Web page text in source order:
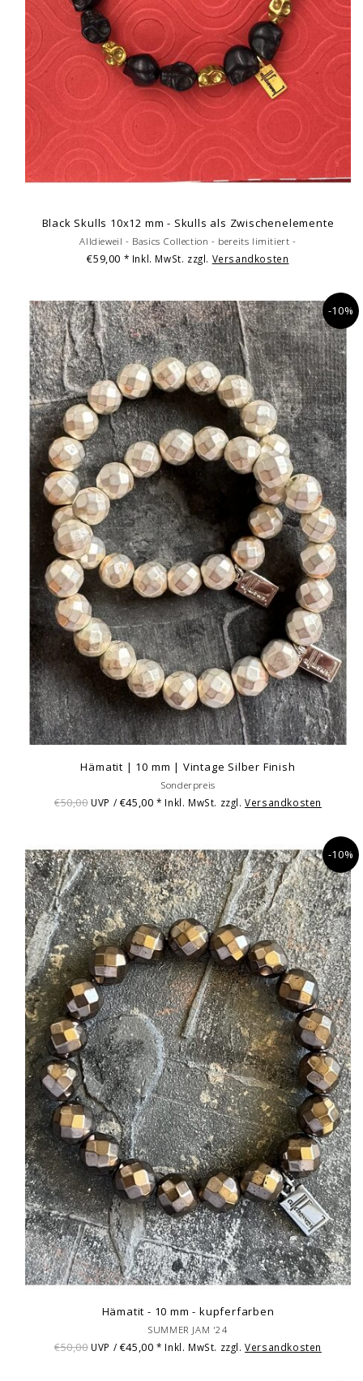
Black Skulls 10x12 mm - Skulls als Zwischenelemente
Alldieweil - Basics Collection - bereits limitiert -
€59,00 * Inkl. MwSt. zzgl. Versandkosten
-10%
Hämatit | 10 mm | Vintage Silber Finish
Sonderpreis
€50,00 UVP / €45,00* Inkl. MwSt. zzgl.Versandkosten
-10%
Hämatit - 10 mm - kupferfarben
SUMMER JAM '24
€50,00 UVP / €45,00* Inkl. MwSt. zzgl.Versandkosten